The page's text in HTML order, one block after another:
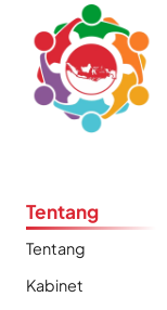
Tentang
Tentang
Kabinet